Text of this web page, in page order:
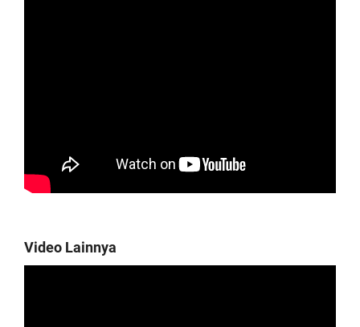
Video Lainnya